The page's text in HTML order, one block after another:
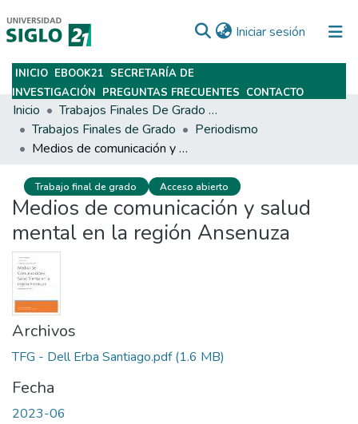
Iniciar sesión (current)
Subir
INICIO EBOOK21 SECRETARÍA DE
INVESTIGACIÓN PREGUNTAS FRECUENTES CONTACTO
Inicio
Trabajos Finales De Grado Y Posgrado
Trabajos Finales de Grado
Periodismo
Medios de comunicación y salud mental en la región Ansenuza
Trabajo final de grado Acceso abierto
Medios de comunicación y salud
mental en la región Ansenuza
Archivos
TFG - Dell Erba Santiago.pdf(1.6 MB)
Fecha
2023-06